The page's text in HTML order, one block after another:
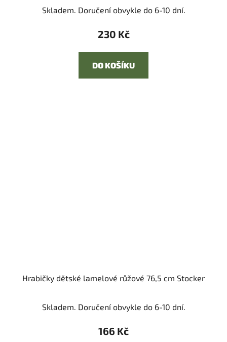
Skladem. Doručení obvykle do 6-10 dní.
230 Kč
DO KOŠÍKU
Hrabičky dětské lamelové růžové 76,5 cm Stocker
Skladem. Doručení obvykle do 6-10 dní.
166 Kč